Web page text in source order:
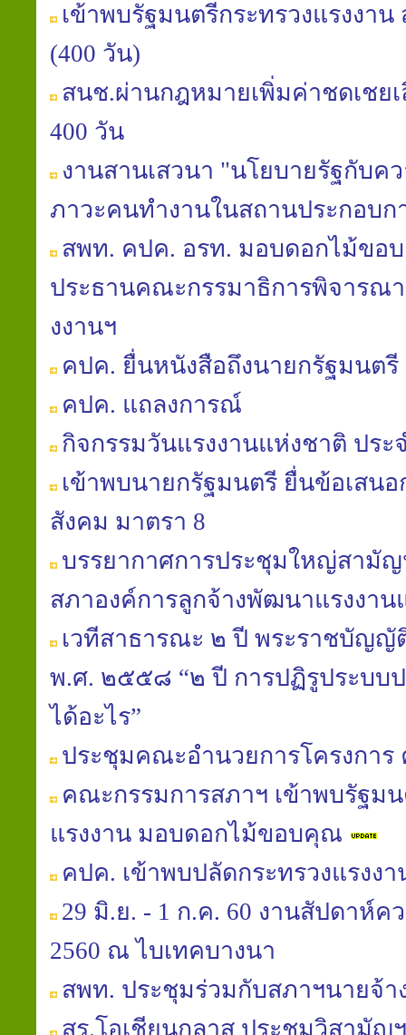
เข้าพบรัฐมนตรีกระทรวงแรงงา
(400 วัน)
สนช.ผ่านกฎหมายเพิ่มค่าชดเชยเ
400 วัน
งานสานเสวนา "นโยบายรัฐกับค
ภาวะคนทำงานในสถานประกอบก
สพท. คปค. อรท. มอบดอกไม้ขอ
ประธานคณะกรรมาธิการพิจารณ
งงานฯ
คปค. ยื่นหนังสือถึงนายกรัฐมนตรี
คปค. แถลงการณ์
กิจกรรมวันแรงงานแห่งชาติ ประ
เข้าพบนายกรัฐมนตรี ยื่นข้อเสนอ
สังคม มาตรา 8
บรรยากาศการประชุมใหญ่สามัญ
สภาองค์การลูกจ้างพัฒนาแรงงาน
เวทีสาธารณะ ๒ ปี พระราชบัญ
พ.ศ. ๒๕๕๘ “๒ ปี การปฏิรูประบบ
ได้อะไร”
ประชุมคณะอำนวยการโครงการ
คณะกรรมการสภาฯ เข้าพบรัฐมน
แรงงาน มอบดอกไม้ขอบคุณ
คปค. เข้าพบปลัดกระทรวงแรงงา
29 มิ.ย. - 1 ก.ค. 60 งานสัปดาห์
2560 ณ ไบเทคบางนา
สพท. ประชุมร่วมกับสภาฯนายจ้า
สร.โอเชียนกลาส ประชุมวิสามั